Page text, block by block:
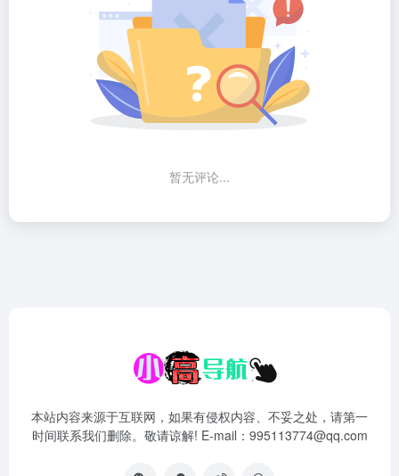
暂无评论...
本站内容来源于互联网，如果有侵权内容、不妥之处，请第一
时间联系我们删除。敬请谅解! E-mail：995113774@qq.com